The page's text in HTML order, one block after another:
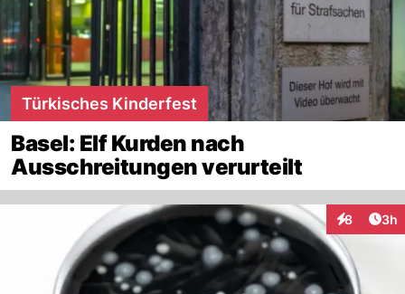
Türkisches Kinderfest
Basel: Elf Kurden nach
Ausschreitungen verurteilt
8 3h